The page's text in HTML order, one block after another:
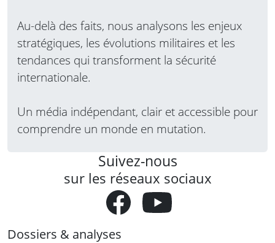
Au-delà des faits, nous analysons les enjeux
stratégiques, les évolutions militaires et les
tendances qui transforment la sécurité
internationale.
Un média indépendant, clair et accessible pour
comprendre un monde en mutation.
Suivez-nous
sur les réseaux sociaux
Dossiers & analyses